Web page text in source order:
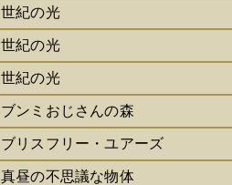
世紀の光
世紀の光
世紀の光
ブンミおじさんの森
ブリスフリー・ユアーズ
真昼の不思議な物体